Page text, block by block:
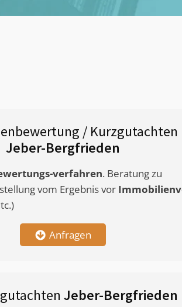
/ Kurzgutachten
Jeber-Bergfrieden
verfahren. Beratung zu
vom Ergebnis vor
Anfragen
Jeber-Bergfrieden